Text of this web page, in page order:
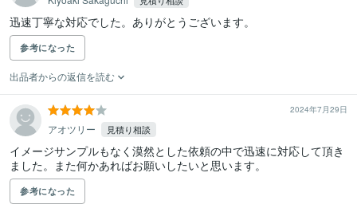
迅速丁寧な対応でした。ありがとうございます。
参考になった
出品者からの返信を読む
2024年7月29日
アオツリー 見積り相談
イメージサンプルもなく漠然とした依頼の中で迅速に対応して頂き
ました。また何かあればお願いしたいと思います。
参考になった